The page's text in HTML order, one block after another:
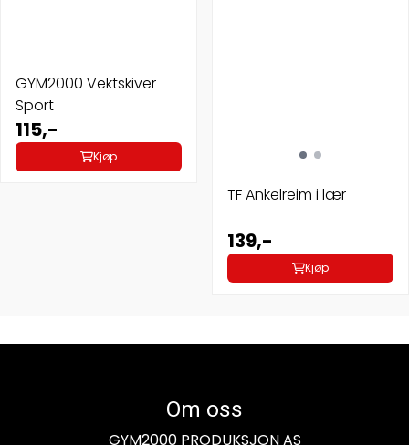
GYM2000 Vektskiver
Sport
115,-
Kjøp
TF Ankelreim i lær
139,-
Kjøp
Om oss
GYM2000 PRODUKSJON AS